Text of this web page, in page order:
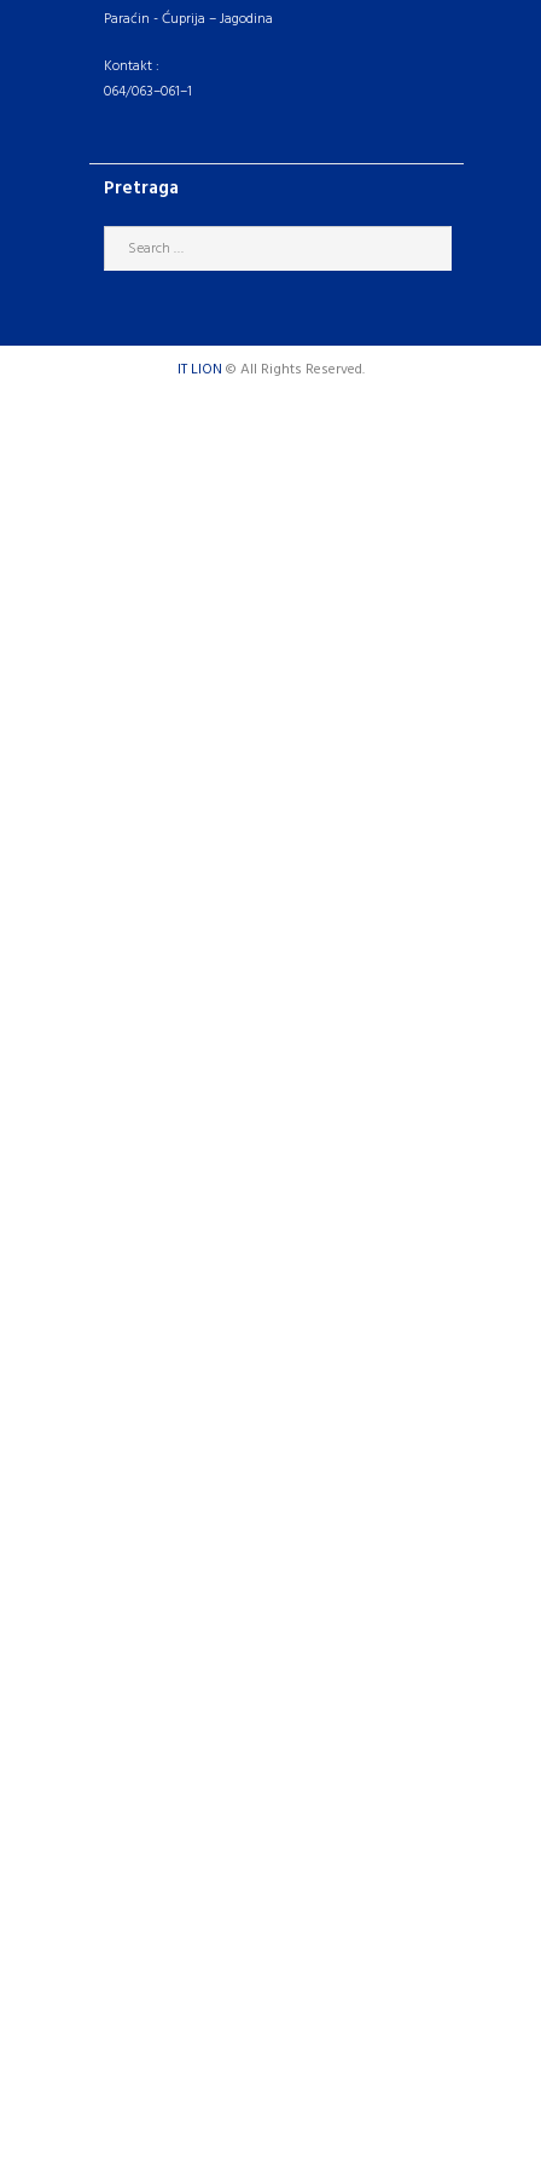
Paraćin - Ćuprija – Jagodina
Kontakt :
064/063–061–1
Pretraga
IT LION © All Rights Reserved.